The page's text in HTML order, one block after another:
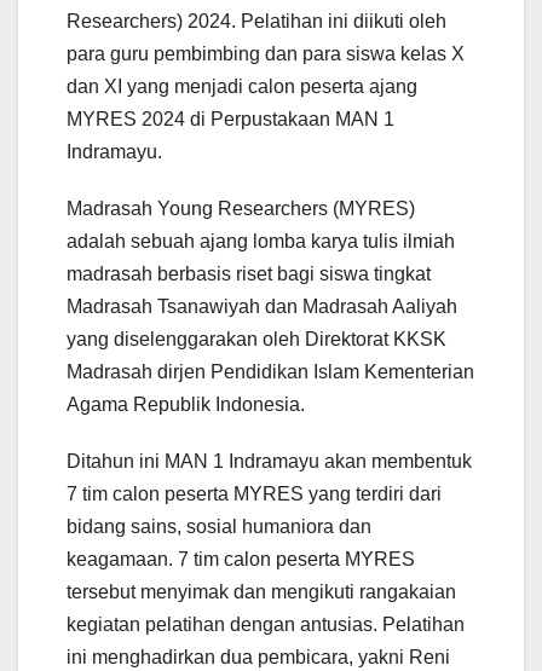
Researchers) 2024. Pelatihan ini diikuti oleh
para guru pembimbing dan para siswa kelas X
dan XI yang menjadi calon peserta ajang
MYRES 2024 di Perpustakaan MAN 1
Indramayu.
Madrasah Young Researchers (MYRES)
adalah sebuah ajang lomba karya tulis ilmiah
madrasah berbasis riset bagi siswa tingkat
Madrasah Tsanawiyah dan Madrasah Aaliyah
yang diselenggarakan oleh Direktorat KKSK
Madrasah dirjen Pendidikan Islam Kementerian
Agama Republik Indonesia.
Ditahun ini MAN 1 Indramayu akan membentuk
7 tim calon peserta MYRES yang terdiri dari
bidang sains, sosial humaniora dan
keagamaan. 7 tim calon peserta MYRES
tersebut menyimak dan mengikuti rangakaian
kegiatan pelatihan dengan antusias. Pelatihan
ini menghadirkan dua pembicara, yakni Reni